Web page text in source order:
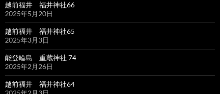
越前福井 福井神社66
2025年5月20日
越前福井 福井神社65
2025年3月3日
能登輪島 重蔵神社 74
2025年2月26日
越前福井 福井神社64